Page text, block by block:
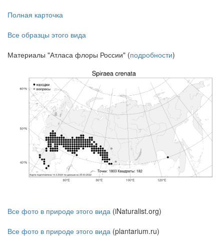
Полная карточка
Все образцы этого вида
Материалы "Атласа флоры России" (подробности)
Все фото в природе этого вида (iNaturalist.org)
Все фото в природе этого вида (plantarium.ru)